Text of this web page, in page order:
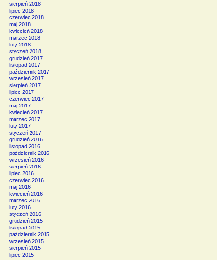
sierpień 2018
lipiec 2018
czerwiec 2018
maj 2018
kwiecień 2018
marzec 2018
luty 2018
styczeń 2018
grudzień 2017
listopad 2017
październik 2017
wrzesień 2017
sierpień 2017
lipiec 2017
czerwiec 2017
maj 2017
kwiecień 2017
marzec 2017
luty 2017
styczeń 2017
grudzień 2016
listopad 2016
październik 2016
wrzesień 2016
sierpień 2016
lipiec 2016
czerwiec 2016
maj 2016
kwiecień 2016
marzec 2016
luty 2016
styczeń 2016
grudzień 2015
listopad 2015
październik 2015
wrzesień 2015
sierpień 2015
lipiec 2015